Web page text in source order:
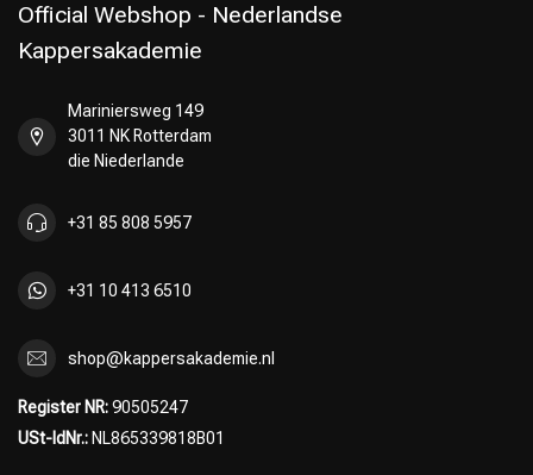
Official Webshop - Nederlandse
Kappersakademie
Mariniersweg 149
3011 NK Rotterdam
die Niederlande
+31 85 808 5957
+31 10 413 6510
shop@kappersakademie.nl
Register NR:90505247
USt-IdNr.: NL865339818B01